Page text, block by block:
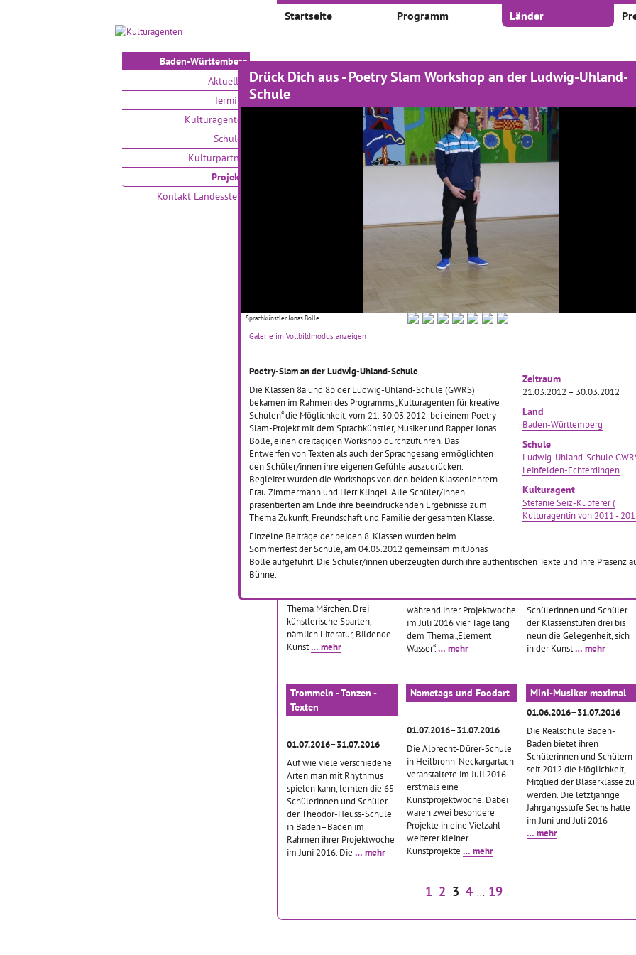
Drück Dich aus - Poetry Slam Workshop an der Ludwig-Uhland-
Schule
Sprachkünstler Jonas Bolle
Galerie im Vollbildmodus anzeigen
Zeitraum
21.03.2012 – 30.03.2012
Land
Baden-Württemberg
Schule
Ludwig-Uhland-Schule
Leinfelden-Echterdingen
Kulturagent
Stefanie Seiz-Kupferer (
Kulturagentin von 2011 -
Poetry-Slam an der Ludwig-Uhland-Schule
Die Klassen 8a und 8b der Ludwig-Uhland-Schule (GWRS)
bekamen im Rahmen des Programms „Kulturagenten für kreative
Schulen“ die Möglichkeit, vom 21.-30.03.2012 bei einem Poetry
Slam-Projekt mit dem Sprachkünstler, Musiker und Rapper Jonas
Bolle, einen dreitägigen Workshop durchzuführen. Das
Entwerfen von Texten als auch der Sprachgesang ermöglichten
den Schüler/innen ihre eigenen Gefühle auszudrücken.
Begleitet wurden die Workshops von den beiden Klassenlehrern
Frau Zimmermann und Herr Klingel. Alle Schüler/innen
präsentierten am Ende ihre beeindruckenden Ergebnisse zum
Thema Zukunft, Freundschaft und Familie der gesamten Klasse.
Einzelne Beiträge der beiden 8. Klassen wurden beim
Sommerfest der Schule, am 04.05.2012 gemeinsam mit Jonas
Bolle aufgeführt. Die Schüler/innen überzeugten durch ihre authentischen Texte und ihre Präsenz
Bühne.
Baden-Württemberg
Aktuelles
Termine
Kulturagenten
Schulen
Kulturpartner
Projekte
Kontakt Landesstelle
Startseite Programm Länder
Projekte
Zeitraum:
Bis
1 2 3 ...19
01.09.2016–31.05.2018
der Schneeburgschule
Im Rahmen des
Kulturagentenprogramms
werden die dritten und
vierten Klassen in den
nächsten drei Jahren nun
regelmäßig an… mehr
Die Welt vor der Linse
01.09.2016–31.05.2019
Im Projekt mit dem Titel
„Wir zeigen’s euch“ hatte die
Schweitzer-Schule III in
Freiburg bisher drei
Zunächst sollten die acht
teilnehmenden… mehr
und "So oder So"
01.09.2016
Freiburg haben die
Schülerinnen und Schüler
der dritten und vierten
Klasse Gelegenheit, an
Projekten mit
professionellen Künstlern
… mehr
Mehr Märchen!
01.09.2016–31.12.2016
Im vergangenen Herbst und
Winter widmete sich die
Klassenstufe Drei der
in Heilbronn ganz dem
Thema Märchen. Drei
künstlerische Sparten,
nämlich Literatur, Bildende
Kunst… mehr
Das Element Wasser
künstlerisch erfassen
19.07.2016–22.07.2016
Alle 266 Schülerinnen und
Heidenheim widmeten sich
während ihrer Projektwoche
im Juli 2016 vier Tage lang
dem Thema „Element
Wasser“.… mehr
Rollentausch - Hier
tanzen die Puppen
05.07.2016–08.07.2016
Im Rahmen der diesjährigen
bis 08.07. 2016 bekamen
Schülerinnen und Schüler
der Klassenstufen drei bis
neun die Gelegenheit, sich
in der Kunst… mehr
Trommeln - Tanzen -
Texten
01.07.2016–31.07.2016
Auf wie viele verschiedene
Arten man mit Rhythmus
spielen kann, lernten die 65
Schülerinnen und Schüler
der Theodor-Heuss-Schule
in Baden–Baden im
Rahmen ihrer Projektwoche
im Juni 2016. Die … mehr
Nametags und Foodart
01.07.2016–31.07.2016
Die Albrecht-Dürer-Schule
in Heilbronn-Neckargartach
veranstaltete im Juli 2016
erstmals eine
Kunstprojektwoche. Dabei
waren zwei besondere
Projekte in eine Vielzahl
weiterer kleiner
Kunstprojekte … mehr
Mini-Musiker maximal
01.06.2016–31.07.2016
Die Realschule Baden-
Baden bietet ihren
Schülerinnen und Schülern
seit 2012 die Möglichkeit,
Mitglied der Bläserklasse zu
werden. Die letztjährige
Jahrgangsstufe Sechs hatte
im Juni und Juli 2016
… mehr
1 2 3 4 19